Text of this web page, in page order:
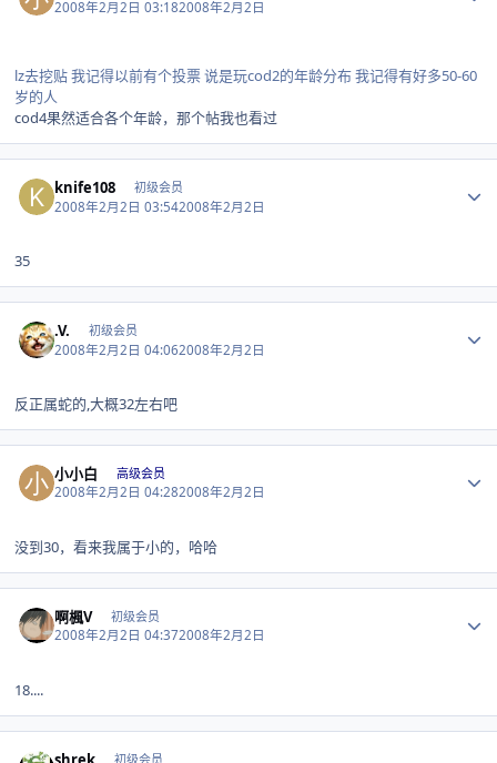
2008年2月2日 03:182008年2月2日
lz去挖贴 我记得以前有个投票 说是玩cod2的年龄分布 我记得有好多50-60
岁的人
cod4果然适合各个年龄，那个帖我也看过
knife108 初级会员
2008年2月2日 03:542008年2月2日
35
.V. 初级会员
2008年2月2日 04:062008年2月2日
反正属蛇的,大概32左右吧
小小白 高级会员
2008年2月2日 04:282008年2月2日
没到30，看来我属于小的，哈哈
啊楓V 初级会员
2008年2月2日 04:372008年2月2日
18....
初级会员